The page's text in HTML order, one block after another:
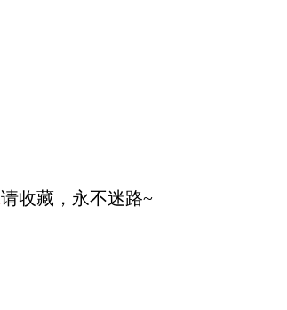
请收藏，永不迷路~